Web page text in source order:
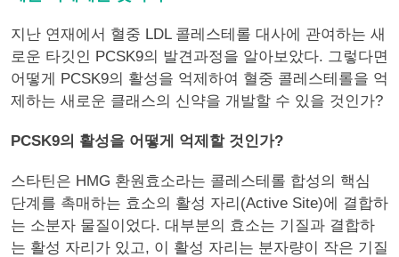
지난 연재에서 혈중 LDL 콜레스테롤 대사에 관여하는 새
로운 타깃인 PCSK9의 발견과정을 알아보았다. 그렇다면
어떻게 PCSK9의 활성을 억제하여 혈중 콜레스테롤을 억
제하는 새로운 클래스의 신약을 개발할 수 있을 것인가?
PCSK9의 활성을 어떻게 억제할 것인가?
스타틴은 HMG 환원효소라는 콜레스테롤 합성의 핵심
단계를 촉매하는 효소의 활성 자리(Active Site)에 결합하
는 소분자 물질이었다. 대부분의 효소는 기질과 결합하
는 활성 자리가 있고, 이 활성 자리는 분자량이 작은 기질